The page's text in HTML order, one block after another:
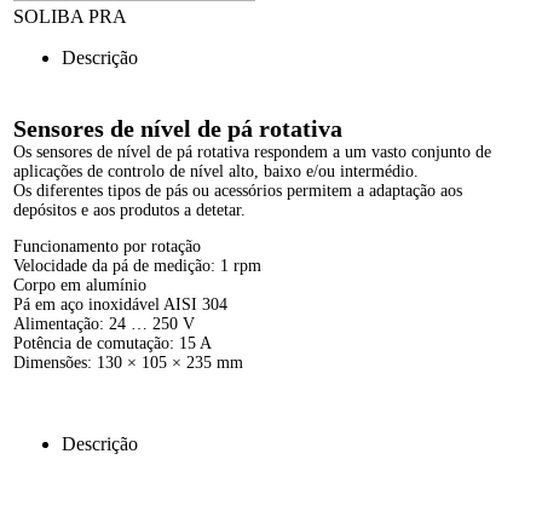
SOLIBA PRA
Descrição
Sensores de nível de pá rotativa
Os sensores de nível de pá rotativa respondem a um vasto conjunto de
aplicações de controlo de nível alto, baixo e/ou intermédio.
Os diferentes tipos de pás ou acessórios permitem a adaptação aos
depósitos e aos produtos a detetar.
Funcionamento por rotação
Velocidade da pá de medição: 1 rpm
Corpo em alumínio
Pá em aço inoxidável AISI 304
Alimentação: 24 … 250 V
Potência de comutação: 15 A
Dimensões: 130 × 105 × 235 mm
Descrição